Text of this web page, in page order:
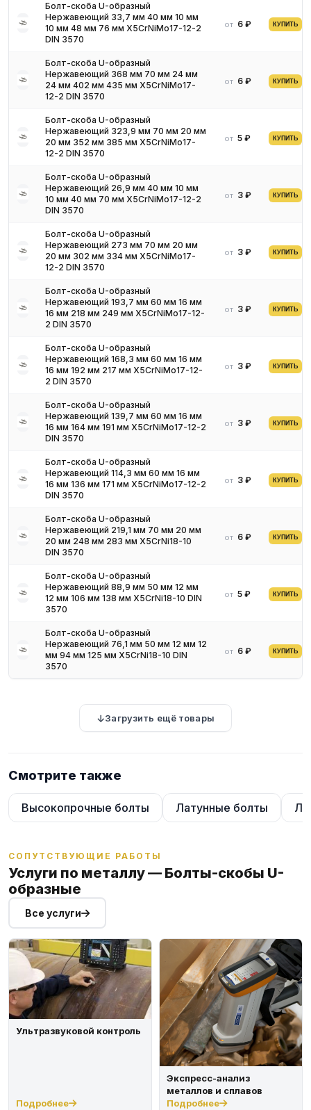
Болт-скоба U-образный
Нержавеющий 33,7 мм 40 мм 10 мм
10 мм 48 мм 76 мм X5CrNiMo17-12-2
DIN 3570
от 6 ₽ КУПИТЬ
Болт-скоба U-образный
Нержавеющий 368 мм 70 мм 24 мм
24 мм 402 мм 435 мм X5CrNiMo17-
12-2 DIN 3570
от 6 ₽ КУПИТЬ
Болт-скоба U-образный
Нержавеющий 323,9 мм 70 мм 20 мм
20 мм 352 мм 385 мм X5CrNiMo17-
12-2 DIN 3570
от 5 ₽ КУПИТЬ
Болт-скоба U-образный
Нержавеющий 26,9 мм 40 мм 10 мм
10 мм 40 мм 70 мм X5CrNiMo17-12-2
DIN 3570
от 3 ₽ КУПИТЬ
Болт-скоба U-образный
Нержавеющий 273 мм 70 мм 20 мм
20 мм 302 мм 334 мм X5CrNiMo17-
12-2 DIN 3570
от 3 ₽ КУПИТЬ
Болт-скоба U-образный
Нержавеющий 193,7 мм 60 мм 16 мм
16 мм 218 мм 249 мм X5CrNiMo17-12-
2 DIN 3570
от 3 ₽ КУПИТЬ
Болт-скоба U-образный
Нержавеющий 168,3 мм 60 мм 16 мм
16 мм 192 мм 217 мм X5CrNiMo17-12-
2 DIN 3570
от 3 ₽ КУПИТЬ
Болт-скоба U-образный
Нержавеющий 139,7 мм 60 мм 16 мм
16 мм 164 мм 191 мм X5CrNiMo17-12-2
DIN 3570
от 3 ₽ КУПИТЬ
Болт-скоба U-образный
Нержавеющий 114,3 мм 60 мм 16 мм
16 мм 136 мм 171 мм X5CrNiMo17-12-2
DIN 3570
от 3 ₽ КУПИТЬ
Болт-скоба U-образный
Нержавеющий 219,1 мм 70 мм 20 мм
20 мм 248 мм 283 мм X5CrNi18-10
DIN 3570
от 6 ₽ КУПИТЬ
Болт-скоба U-образный
Нержавеющий 88,9 мм 50 мм 12 мм
12 мм 106 мм 138 мм X5CrNi18-10 DIN
3570
от 5 ₽ КУПИТЬ
Болт-скоба U-образный
Нержавеющий 76,1 мм 50 мм 12 мм 12
мм 94 мм 125 мм X5CrNi18-10 DIN
3570
от 6 ₽ КУПИТЬ
Загрузить ещё товары
Смотрите также
Высокопрочные болты Латунные болты
СОПУТСТВУЮЩИЕ РАБОТЫ
Услуги по металлу — Болты-скобы U-
образные
Все услуги
Ультразвуковой контроль
Подробнее
Экспресс-анализ
металлов и сплавов
Подробнее